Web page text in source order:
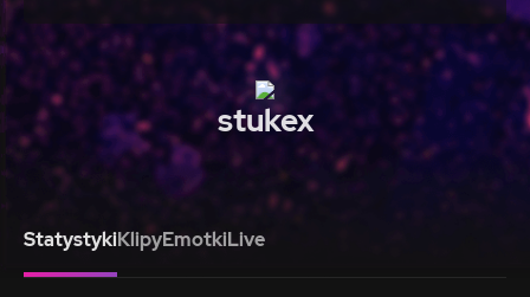
stukex
StatystykiKlipyEmotkiLive